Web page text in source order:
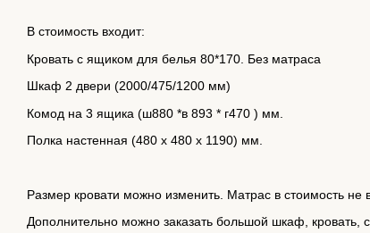
В стоимость входит:
Кровать с ящиком для белья 80*170. Без матраса
Шкаф 2 двери (2000/475/1200 мм)
Комод на 3 ящика (ш880 *в 893 * г470 ) мм.
Полка настенная (480 х 480 х 1190) мм.
Размер кровати можно изменить. Матрас в стоимость не
Дополнительно можно заказать большой шкаф, кровать,